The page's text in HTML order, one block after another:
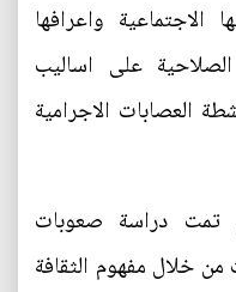
الاجتماعية واعرافها
على اساليب
العصابات الاجرامية
تمت دراسة صعوبات
خلال مفهوم الثقافة